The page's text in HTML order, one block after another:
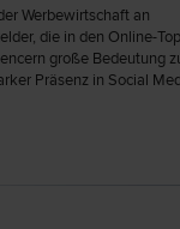
Werbewirtschaft an
die in den Online-
große Bedeutung
Präsenz in Social
Dienstleistungen zu